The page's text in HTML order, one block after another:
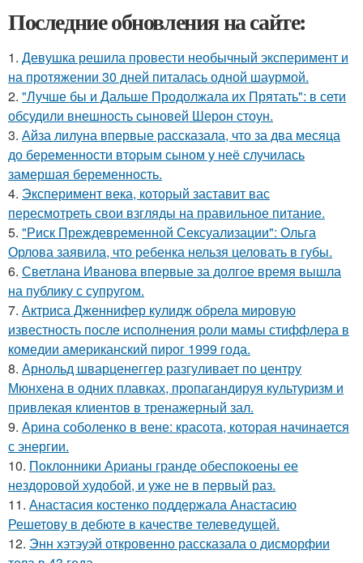
Последние обновления на сайте:
1. Девушка решила провести необычный эксперимент и
на протяжении 30 дней питалась одной шаурмой.
2. "Лучше бы и Дальше Продолжала их Прятать": в сети
обсудили внешность сыновей Шерон стоун.
3. Айза лилуна впервые рассказала, что за два месяца
до беременности вторым сыном у неё случилась
замершая беременность.
4. Эксперимент века, который заставит вас
пересмотреть свои взгляды на правильное питание.
5. "Риск Преждевременной Сексуализации": Ольга
Орлова заявила, что ребенка нельзя целовать в губы.
6. Светлана Иванова впервые за долгое время вышла
на публику с супругом.
7. Актриса Дженнифер кулидж обрела мировую
известность после исполнения роли мамы стиффлера в
комедии американский пирог 1999 года.
8. Арнольд шварценеггер разгуливает по центру
Мюнхена в одних плавках, пропагандируя культуризм и
привлекая клиентов в тренажерный зал.
9. Арина соболенко в вене: красота, которая начинается
с энергии.
10. Поклонники Арианы гранде обеспокоены ее
нездоровой худобой, и уже не в первый раз.
11. Анастасия костенко поддержала Анастасию
Решетову в дебюте в качестве телеведущей.
12. Энн хэтэуэй откровенно рассказала о дисморфии